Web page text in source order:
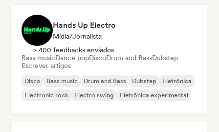
Hands Up Electro
Mídia/Jornalista
> 400 feedbacks enviados
Bass musicDance popDiscoDrum and BassDubstep
Escrever artigos
Disco Bass music Drum and Bass Dubstep
Eletrônica
Electronic rock
Electro swing Eletrônica experimental